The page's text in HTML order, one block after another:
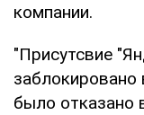
компании.
"Присутсвие
заблокировано
было отказано